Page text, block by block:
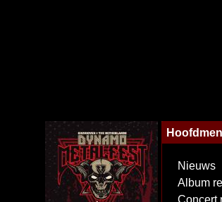
Nieuws
Album
Concert